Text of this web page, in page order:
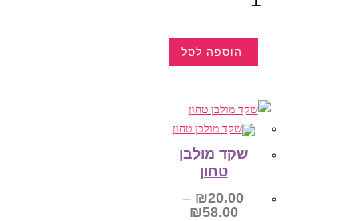
הוספה לסל
מספר
סוגים.
ניתן
לבחור
את
האפשרויות
בעמוד
המוצר
שקד מולבן
טחון
₪20.00
–
₪58.00
טווח